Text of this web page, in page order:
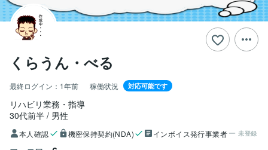
くらうん・べる
最終ログイン： 1年前 稼働状況 対応可能です
リハビリ業務・指導
30代前半
男性
本人確認 機密保持契約(NDA) インボイス発行事業者 未登録